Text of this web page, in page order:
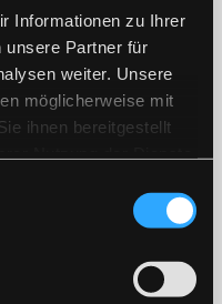
Informationen zu Ihrer
unsere Partner für
weiter. Unsere
möglicherweise mit
ihnen bereitgestellt
war der erste
und bildete die
im Bereich
und
Zeitraum